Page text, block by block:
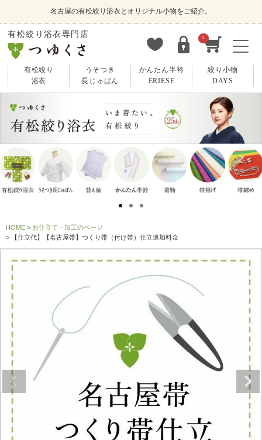
名古屋の有松絞り浴衣とオリジナル小物をご紹介。
有松絞り浴衣専門店 0
有松絞り
浴衣
うそつき
長じゅばん
かんたん半衿
ERIESE
絞り小物
DAYS
HOME
お仕立て・加工のページ
【仕立代】【名古屋帯】つくり帯（付け帯）仕立追加料金